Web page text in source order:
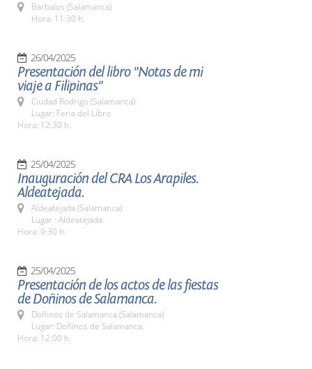
Barbalos (Salamanca)
Hora: 11:30 h.
26/04/2025
Presentación del libro "Notas de mi
viaje a Filipinas"
Ciudad Rodrigo (Salamanca)
Lugar: Feria del Libro
Hora: 12:30 h.
25/04/2025
Inauguración del CRA Los Arapiles.
Aldeatejada.
Aldeatejada (Salamanca)
Lugar : Aldeatejada
Hora: 9:30 h.
25/04/2025
Presentación de los actos de las fiestas
de Doñinos de Salamanca.
Doñinos de Salamanca (Salamanca)
Lugar: Doñinos de Salamanca.
Hora: 12:00 h.